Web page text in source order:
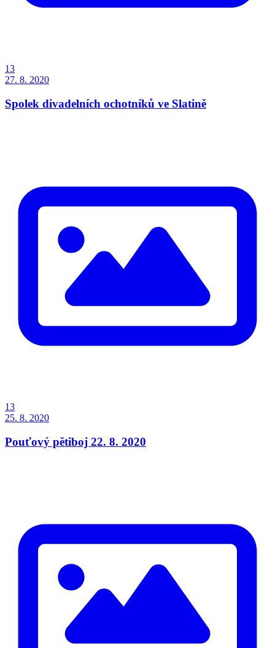
13
27. 8. 2020
Spolek divadelních ochotníků ve Slatině
13
25. 8. 2020
Pouťový pětiboj 22. 8. 2020